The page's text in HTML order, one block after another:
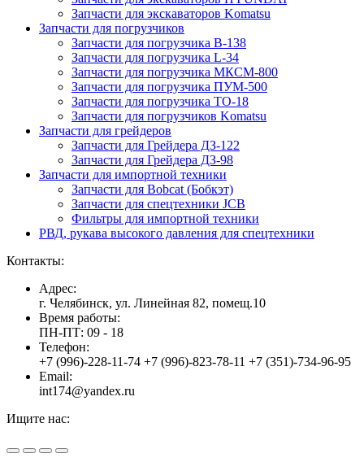
Запчасти для экскаваторов Komatsu
Запчасти для погрузчиков
Запчасти для погрузчика B-138
Запчасти для погрузчика L-34
Запчасти для погрузчика МКСМ-800
Запчасти для погрузчика ПУМ-500
Запчасти для погрузчика ТО-18
Запчасти для погрузчиков Komatsu
Запчасти для грейдеров
Запчасти для Грейдера ДЗ-122
Запчасти для Грейдера ДЗ-98
Запчасти для импортной техники
Запчасти для Bobcat (Бобкэт)
Запчасти для спецтехники JCB
Фильтры для импортной техники
РВД, рукава высокого давления для спецтехники
Контакты:
Адрес:
г. Челябинск, ул. Линейная 82, помещ.10
Время работы:
ПН-ПТ: 09 - 18
Телефон:
+7 (996)-228-11-74 +7 (996)-823-78-11 +7 (351)-734-96-95
Email:
int174@yandex.ru
Ищите нас:
Страница
Страница
Страница
Вверх